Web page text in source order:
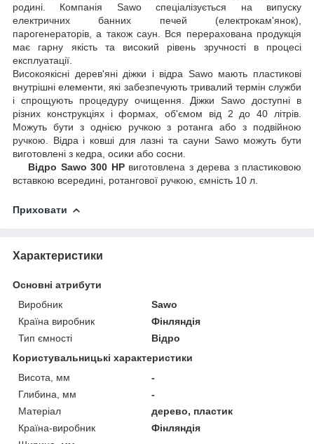
родині. Компанія Sawo спеціалізується на випуску
електричних банних печей (електрокам'янок),
парогенераторів, а також саун. Вся перерахована продукція
має гарну якість та високий рівень зручності в процесі
експлуатації.
Високоякісні дерев'яні діжки і відра Sawo мають пластикові
внутрішні елементи, які забезпечують тривалий термін служби
і спрощують процедуру очищення. Діжки Sawo доступні в
різних конструкціях і формах, об'ємом від 2 до 40 літрів.
Можуть бути з однією ручкою з ротанга або з подвійною
ручкою. Відра і ковші для лазні та сауни Sawo можуть бути
виготовлені з кедра, осики або сосни.
Відро Sawo 300 HP виготовлена з дерева з пластиковою
вставкою всередині, ротангової ручкою, ємність 10 л.
Приховати
Характеристики
Основні атрибути
Виробник
Sawo
Країна виробник
Фінляндія
Тип ємності
Відро
Користувальницькі характеристики
Висота, мм
-
Глибина, мм
-
Матеріал
дерево, пластик
Країна-виробник
Фінляндія